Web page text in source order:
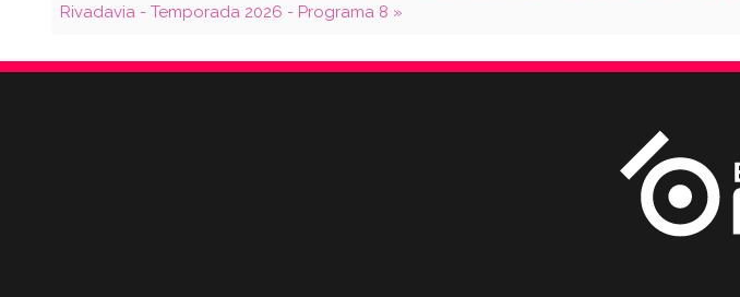
Rivadavia - Temporada 2026 - Programa 8 »